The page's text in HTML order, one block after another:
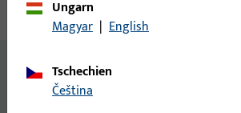
Technische Daten
Zusatzinformationen
DIN 7982 = austauschbar mit ISO 7050
Ungarn
Magyar | English
Tschechien
čeština